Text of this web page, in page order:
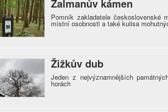
Žalmanův kámen
Pomník zakladatele
místní osobnosti a také kulisa
Žižkův dub
Jeden z nejvýznamnějších
horách